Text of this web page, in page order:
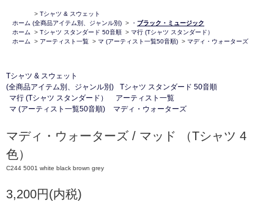
ホーム
> Tシャツ & スウェット
(全商品アイテム別、ジャンル別) > ・ ブラック・ミュージック
ホーム
> Tシャツ スタンダード 50音順 > マ行 (Tシャツ スタンダード）
ホーム
> アーティスト一覧 > マ (アーティスト一覧50音順) > マディ・ウォーターズ
Tシャツ & スウェット
(全商品アイテム別、ジャンル別)
Tシャツ スタンダード 50音順
マ行 (Tシャツ スタンダード）
アーティスト一覧
マ (アーティスト一覧50音順)
マディ・ウォーターズ
マディ・ウォーターズ / マッド （Tシャツ 4
色）
C244 5001 white black brown grey
3,200円(内税)